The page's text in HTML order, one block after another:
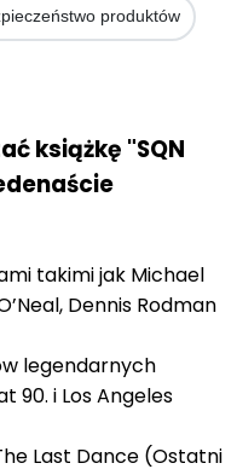
produktów
książkę "SQN
takimi jak Michael
Dennis Rodman
legendarnych
90. i Los Angeles
Last Dance (Ostatni